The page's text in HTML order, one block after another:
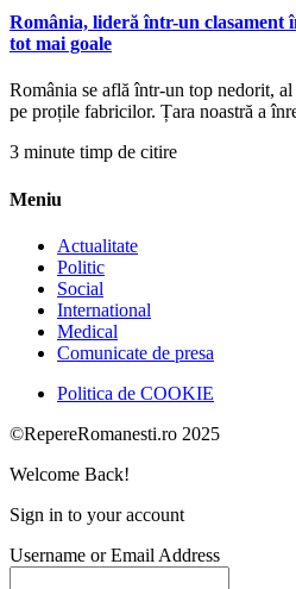
România, lideră într-un clasament
tot mai goale
România se află într-un top nedorit,
pe proțile fabricilor. Țara noastră a
3 minute timp de citire
Meniu
Actualitate
Politic
Social
International
Medical
Comunicate de presa
Politica de COOKIE
©RepereRomanesti.ro 2025
Welcome Back!
Sign in to your account
Username or Email Address